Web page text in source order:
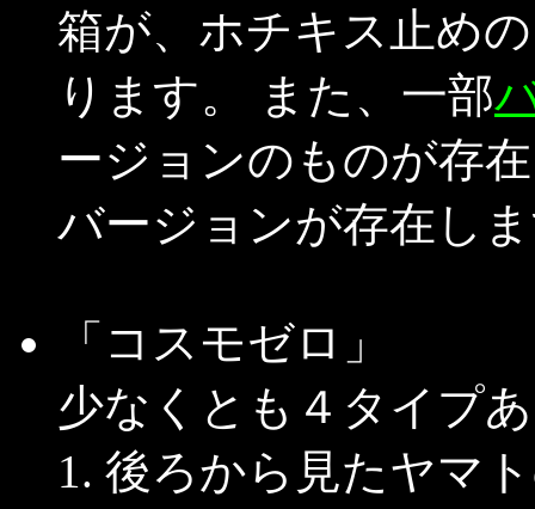
箱が、ホチキス止め
ります。 また、一部
ージョンのものが存
バージョンが存在し
「コスモゼロ」
少なくとも４タイプ
後ろから見たヤマ